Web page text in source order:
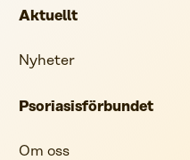
Aktuellt
Nyheter
Psoriasisförbundet
Om oss